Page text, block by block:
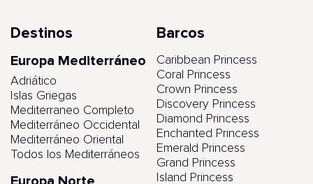
Destinos
Europa Mediterráneo
Adriático
Islas Griegas
Mediterraneo Completo
Mediterráneo Occidental
Mediterráneo Oriental
Todos los Mediterráneos
Barcos
Caribbean Princess
Coral Princess
Crown Princess
Discovery Princess
Diamond Princess
Enchanted Princess
Emerald Princess
Grand Princess
Island Princess